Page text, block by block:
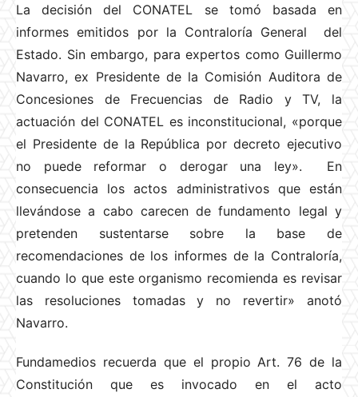
La decisión del CONATEL se tomó basada en
informes emitidos por la Contraloría General del
Estado. Sin embargo, para expertos como Guillermo
Navarro, ex Presidente de la Comisión Auditora de
Concesiones de Frecuencias de Radio y TV, la
actuación del CONATEL es inconstitucional, «porque
el Presidente de la República por decreto ejecutivo
no puede reformar o derogar una ley». En
consecuencia los actos administrativos que están
llevándose a cabo carecen de fundamento legal y
pretenden sustentarse sobre la base de
recomendaciones de los informes de la Contraloría,
cuando lo que este organismo recomienda es revisar
las resoluciones tomadas y no revertir» anotó
Navarro.
Fundamedios recuerda que el propio Art. 76 de la
Constitución que es invocado en el acto